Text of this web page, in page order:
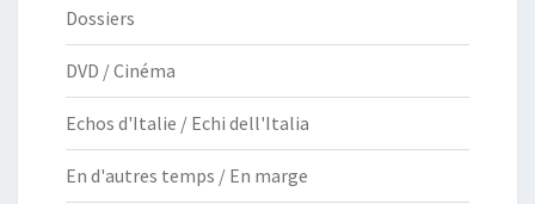
Dossiers
DVD / Cinéma
Echos d'Italie / Echi dell'Italia
En d'autres temps / En marge